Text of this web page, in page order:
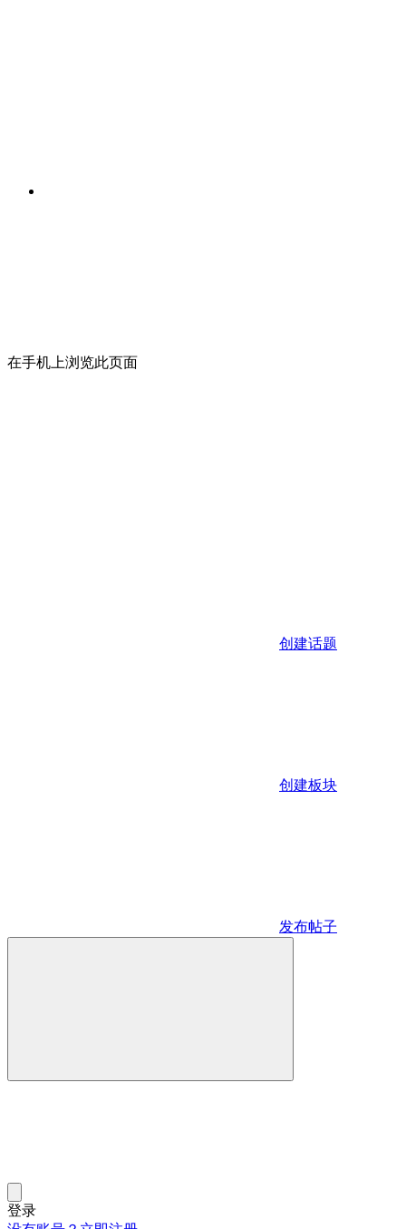
在手机上浏览此页面
创建话题
创建板块
发布帖子
登录